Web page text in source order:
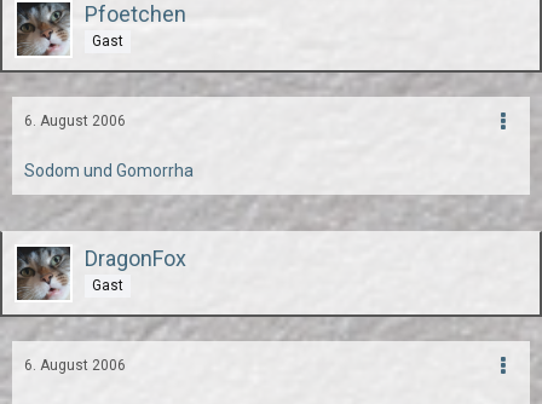
Pfoetchen
Gast
6. August 2006
Sodom und Gomorrha
DragonFox
Gast
6. August 2006